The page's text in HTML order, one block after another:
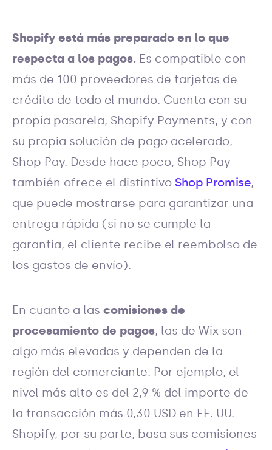
Shopify está más preparado en lo que
respecta a los pagos. Es compatible con
más de 100 proveedores de tarjetas de
crédito de todo el mundo. Cuenta con su
propia pasarela, Shopify Payments, y con
su propia solución de pago acelerado,
Shop Pay. Desde hace poco, Shop Pay
también ofrece el distintivo Shop Promise,
que puede mostrarse para garantizar una
entrega rápida (si no se cumple la
garantía, el cliente recibe el reembolso de
los gastos de envío).
En cuanto a las comisiones de
procesamiento de pagos, las de Wix son
algo más elevadas y dependen de la
región del comerciante. Por ejemplo, el
nivel más alto es del 2,9 % del importe de
la transacción más 0,30 USD en EE. UU.
Shopify, por su parte, basa sus comisiones